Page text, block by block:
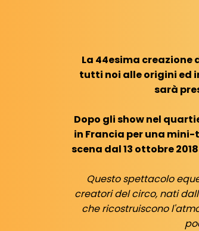
La 44esima creazione
tutti noi alle origini ed
sarà
Dopo gli show nel
in Francia per una mini-
scena dal 13 ottobre
Questo spettacolo
creatori del circo, nati
che ricostruiscono